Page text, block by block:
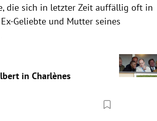
die sich in letzter Zeit auffällig oft in
Geliebte und Mutter seines
in Charlènes